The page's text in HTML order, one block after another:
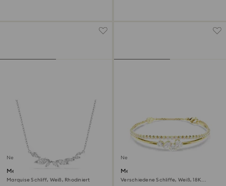
Neu
Mesmera Halskette
Marquise Schliff, Weiß, Rhodiniert
Neu
Mesmera Armband
Verschiedene Schliffe, Weiß, 18K